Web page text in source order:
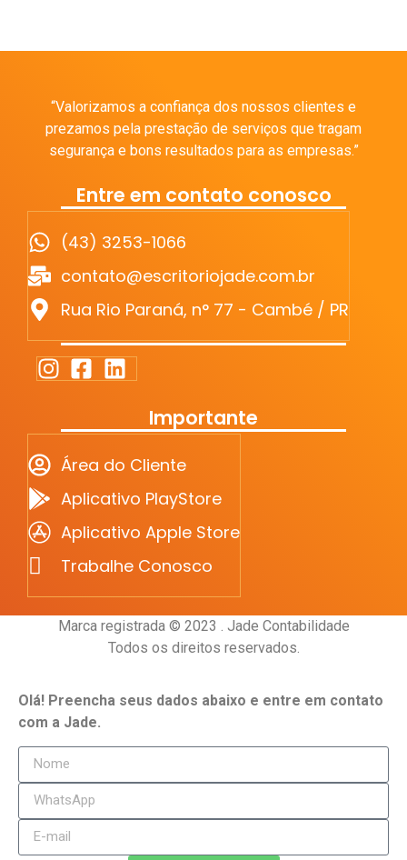
“Valorizamos a confiança dos nossos clientes e
prezamos pela prestação de serviços que tragam
segurança e bons resultados para as empresas.”
Entre em contato conosco
(43) 3253-1066
contato@escritoriojade.com.br
Rua Rio Paraná, n° 77 - Cambé / PR
Importante
Área do Cliente
Aplicativo PlayStore
Aplicativo Apple Store
Trabalhe Conosco
Marca registrada © 2023 . Jade Contabilidade
Todos os direitos reservados.
Olá! Preencha seus dados abaixo e entre em contato
com a Jade.